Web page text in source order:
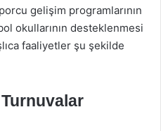
gelişim programlarının
okullarının desteklenmesi
faaliyetler şu şekilde